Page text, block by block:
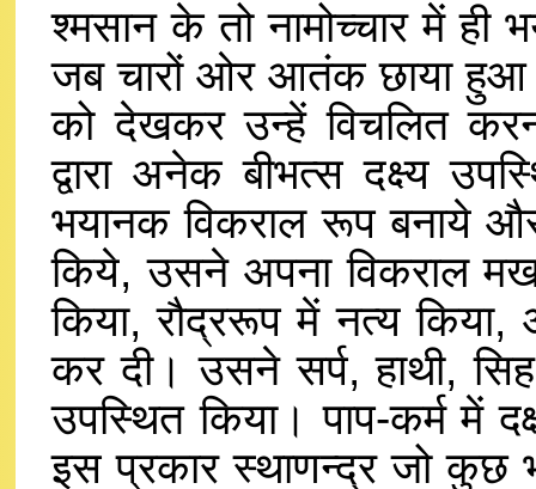
श्मसान के तो नामोच्चार में ही
जब चारों ओर आतंक छाया हुआ
को देखकर उन्हें विचलित
द्वारा अनेक बीभत्स दक्ष्य
भयानक विकराल रूप बनाये
किये, उसने अपना विकराल मख
किया, रौद्ररूप में नत्य
कर दी। उसने सर्प, हाथी,
उपस्थित किया। पाप-कर्म में
इस प्रकार स्थाणन्द्र जो कुछ